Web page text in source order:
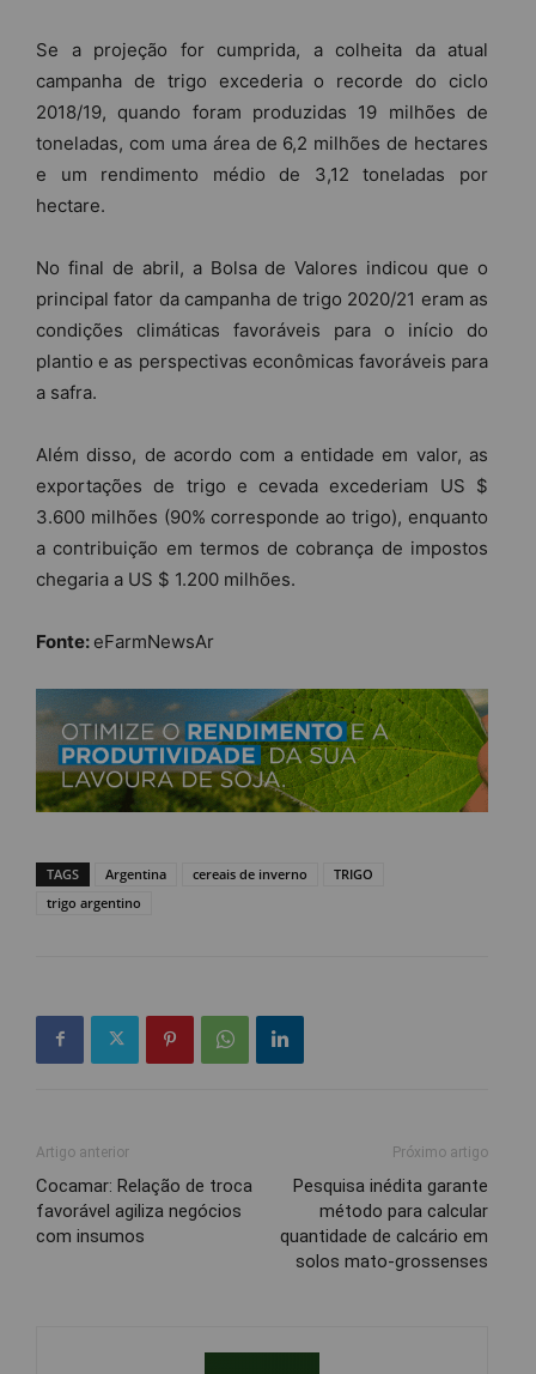
Se a projeção for cumprida, a colheita da atual
campanha de trigo excederia o recorde do ciclo
2018/19, quando foram produzidas 19 milhões de
toneladas, com uma área de 6,2 milhões de hectares
e um rendimento médio de 3,12 toneladas por
hectare.
No final de abril, a Bolsa de Valores indicou que o
principal fator da campanha de trigo 2020/21 eram as
condições climáticas favoráveis ​​para o início do
plantio e as perspectivas econômicas favoráveis ​​para
a safra.
Além disso, de acordo com a entidade em valor, as
exportações de trigo e cevada excederiam US $
3.600 milhões (90% corresponde ao trigo), enquanto
a contribuição em termos de cobrança de impostos
chegaria a US $ 1.200 milhões.
Fonte: eFarmNewsAr
TAGS Argentina cereais de inverno
TRIGO
trigo argentino
Artigo anterior
Cocamar: Relação de troca
favorável agiliza negócios
com insumos
Próximo artigo
Pesquisa inédita garante
método para calcular
quantidade de calcário em
solos mato-grossenses